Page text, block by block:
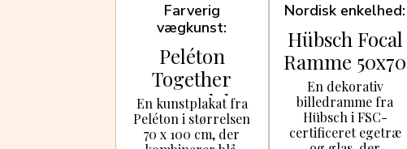
Farverig
vægkunst
Peléton
Together
70x100 Plakat
En kunstplakat fra
Peléton i størrelsen
70 x 100 cm, der
Nordisk enkelhed
Hübsch Focal
Ramme 50x70
Natur
En dekorativ
billedramme fra
Hübsch i FSC-
certificeret egetræ